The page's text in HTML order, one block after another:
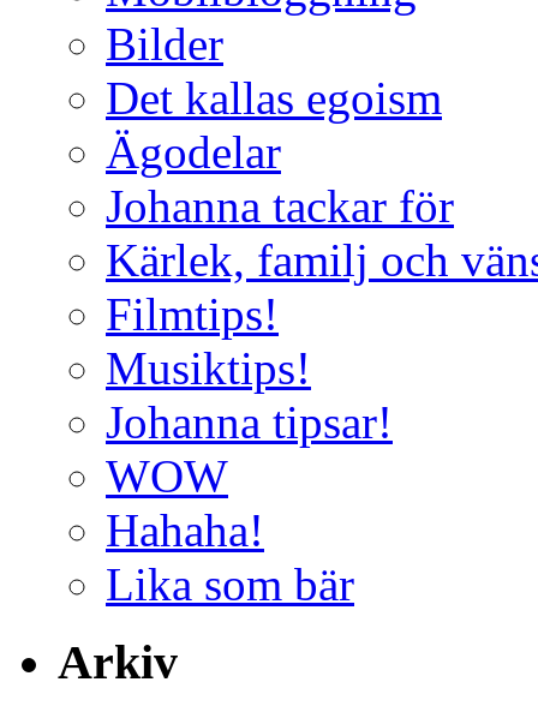
Bilder
Det kallas egoism
Ägodelar
Johanna tackar för
Kärlek, familj och
Filmtips!
Musiktips!
Johanna tipsar!
WOW
Hahaha!
Lika som bär
Arkiv